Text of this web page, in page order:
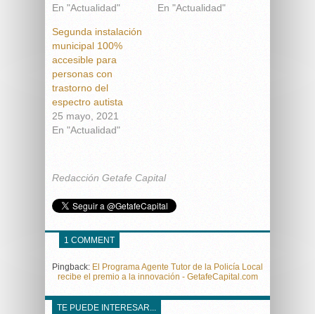
En "Actualidad" En "Actualidad"
Segunda instalación
municipal 100%
accesible para
personas con
trastorno del
espectro autista
25 mayo, 2021
En "Actualidad"
Redacción Getafe Capital
1 COMMENT
Pingback: El Programa Agente Tutor de la Policía Local
recibe el premio a la innovación - GetafeCapital.com
TE PUEDE INTERESAR...